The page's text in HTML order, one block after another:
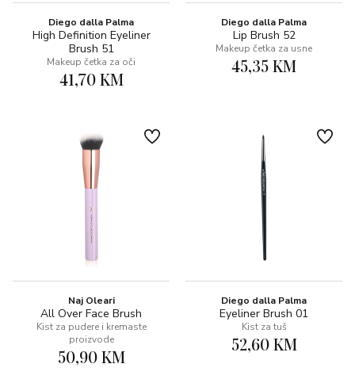
Diego dalla Palma
High Definition Eyeliner
Brush 51
Makeup četka za oči
41,70 KM
Diego dalla Palma
Lip Brush 52
Makeup četka za usne
45,35 KM
Naj Oleari
All Over Face Brush
Kist za pudere i kremaste
proizvode
50,90 KM
Diego dalla Palma
Eyeliner Brush 01
Kist za tuš
52,60 KM